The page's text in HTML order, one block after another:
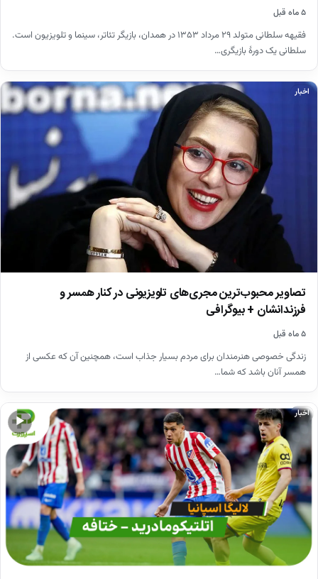
۵ ماه قبل
فقیهه سلطانی متولد ۲۹ مرداد ۱۳۵۳ در همدان، بازیگر تئاتر، سینما و تلویزیون است.
سلطانی یک دورهٔ بازیگری…
اخبار
تصاویر محبوب‌ترین مجری‌های تلویزیونی در کنار همسر و
فرزندانشان + بیوگرافی
۵ ماه قبل
زندگی خصوصی هنرمندان برای مردم بسیار جذاب است، همچنین آن که عکسی از
همسر آنان باشد که شما…
▶
اخبار